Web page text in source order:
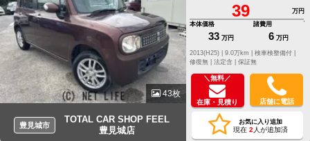
43枚
豊見城市
TOTAL CAR SHOP FEEL
豊見城店
39
万円
本体価格
33 万円
諸費用
6 万円
修復無 | 法定含 | 保証無
＼無料／
在庫・見積り 店舗に電話
お気に入り追加
現在 2 人が追加済